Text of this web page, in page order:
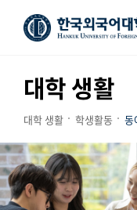
대학 생활
대학 생활 학생활동 동